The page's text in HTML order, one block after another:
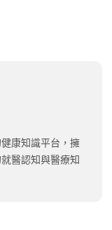
康知識平台，擁
醫認知與醫療知